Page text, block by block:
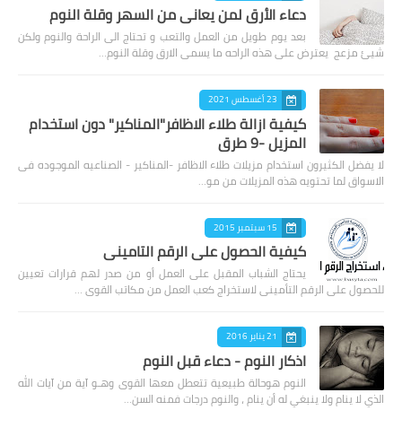
دعاء الأرق لمن يعانى من السهر وقلة النوم
بعد يوم طويل من العمل والتعب و تحتاج الى الراحة والنوم ولكن
شيئ مزعج يعترض على هذه الراحه ما يسمى الارق وقلة النوم…
23 أغسطس 2021
كيفية ازالة طلاء الاظافر"المناكير" دون استخدام
المزيل -9 طرق
لا يفضل الكثيرون استخدام مزيلات طلاء الاظافر -المناكير - الصناعيه الموجوده فى
الاسواق لما تحتويه هذه المزيلات من مو…
15 سبتمبر 2015
كيفية الحصول على الرقم التامينى
يحتاج الشباب المقبل على العمل أو من صدر لهم قرارات تعيين
للحصول على الرقم التأمينى لاستخراج كعب العمل من مكاتب القوى …
21 يناير 2016
اذكار النوم - دعاء قبل النوم
النوم هوحالة طبيعية تتعطل معها القوى وهـو آية من آيات الله
الذي لا ينام ولا ينبغي له أن ينام ، والنوم درجات فمنه السن…